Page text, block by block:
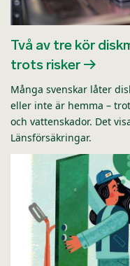
Två av tre kör
trots risker
Många svenskar låter
eller inte är hemma –
och vattenskador. Det
Länsförsäkringar.